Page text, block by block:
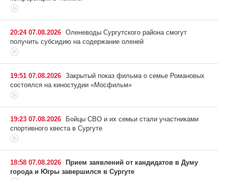
20:24 07.08.2026 Оленеводы Сургутского района смогут
получить субсидию на содержание оленей
19:51 07.08.2026 Закрытый показ фильма о семье Романовых
состоялся на киностудии «Мосфильм»
19:23 07.08.2026
Бойцы СВО и их семьи стали участниками
спортивного квеста в Сургуте
18:58 07.08.2026 Прием заявлений от кандидатов в Думу
города и Югры завершился в Сургуте